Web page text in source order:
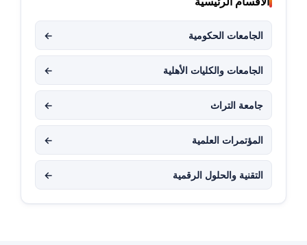
الجامعات الحكومية ←
الجامعات والكليات الأهلية ←
جامعة التراث ←
المؤتمرات العلمية ←
التقنية والحلول الرقمية ←